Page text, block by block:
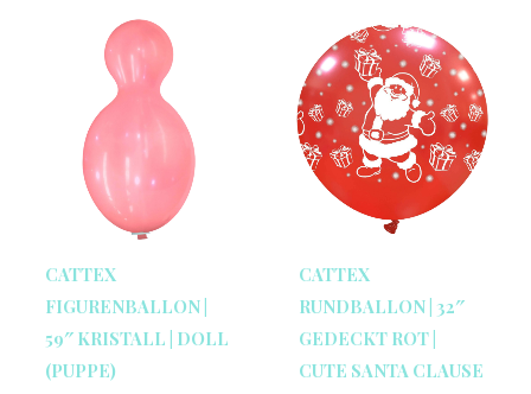
CATTEX
FIGURENBALLON |
59″ KRISTALL | DOLL
(PUPPE)
CATTEX
RUNDBALLON | 32″
GEDECKT ROT |
CUTE SANTA CLAUSE